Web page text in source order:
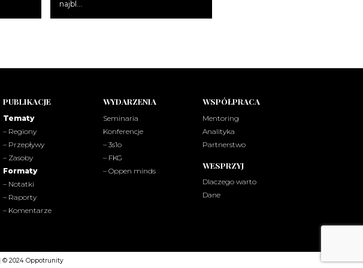
najbl...
PUBLIKACJE
Tematy
– Regiony
– Przepływy
– Zasoby
Formaty
– Notatki
– Raporty
– Komentarze
WYDARZENIA
Seminaria
Konferencje
– 3s1o
– FKG
– Oppen minds
WSPÓŁPRACA
Mentoring
Analityka
Partnerstwo
WESPRZYJ
Dlaczego warto
Dane
| © 2024 Oppotrunity